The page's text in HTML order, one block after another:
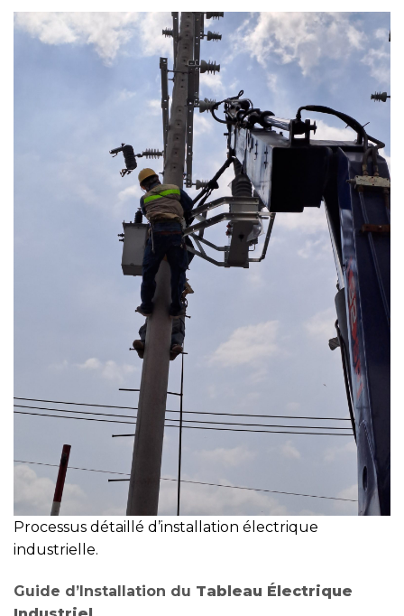
Processus détaillé d’installation électrique
industrielle.
Guide d’Installation du Tableau Électrique